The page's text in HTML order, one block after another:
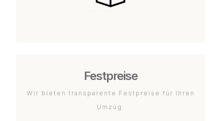
Festpreise
Wir bieten transparente Festpreise für Ihren
Umzug.